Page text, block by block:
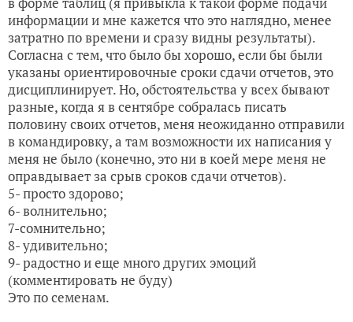
информации и мне кажется что это наглядно, менее
затратно по времени и сразу видны результаты).
Согласна с тем, что было бы хорошо, если бы были
указаны ориентировочные сроки сдачи отчетов, это
дисциплинирует. Но, обстоятельства у всех бывают
разные, когда я в сентябре собралась писать
половину своих отчетов, меня неожиданно отправили
в командировку, а там возможности их написания у
меня не было (конечно, это ни в коей мере меня не
оправдывает за срыв сроков сдачи отчетов).
5- просто здорово;
6- волнительно;
7-сомнительно;
8- удивительно;
9- радостно и еще много других эмоций
(комментировать не буду)
Это по семенам.